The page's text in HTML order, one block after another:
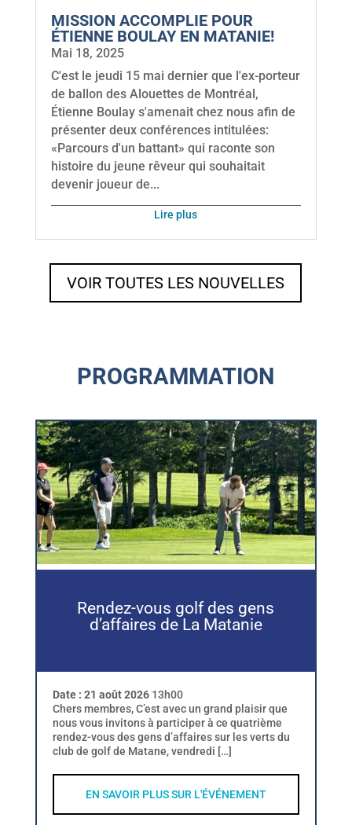
MISSION ACCOMPLIE POUR
ÉTIENNE BOULAY EN MATANIE!
Mai 18, 2025
C'est le jeudi 15 mai dernier que l'ex-porteur
de ballon des Alouettes de Montréal,
Étienne Boulay s'amenait chez nous afin de
présenter deux conférences intitulées:
«Parcours d'un battant» qui raconte son
histoire du jeune rêveur qui souhaitait
devenir joueur de...
lire plus
VOIR TOUTES LES NOUVELLES
PROGRAMMATION
Rendez-vous golf des gens
d’affaires de La Matanie
Date : 21 août 202613h00
Chers membres, C’est avec un grand plaisir que
nous vous invitons à participer à ce quatrième
rendez-vous des gens d’affaires sur les verts du
club de golf de Matane, vendredi […]
EN SAVOIR PLUS SUR L'ÉVÉNEMENT